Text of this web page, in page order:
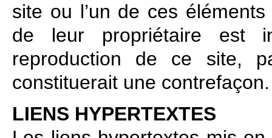
site ou l’un de ces
de leur propriétaire est
reproduction de ce site,
constituerait une contrefaçon.
LIENS HYPERTEXTES